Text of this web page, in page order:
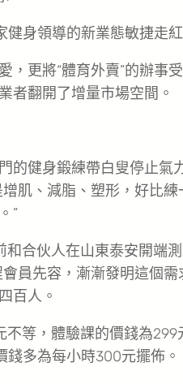
身領導的新業態敏捷走紅
更將“體育外賣”的辦事
者翻開了增量市場空間。
的健身鍛練帶白叟停止氣
肌、減脂、塑形，好比
”
合伙人在山東泰安開端
員先容，漸漸發明這個需
百人。
等，體驗課的價錢為299
錢多為每小時300元擺佈。